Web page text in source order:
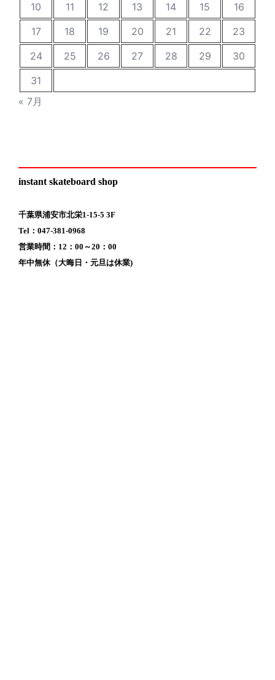
10
11 12 13 14 15
16
17
18 19 20 21 22
23
24
25 26 27 28 29
30
31
« 7月
instant skateboard shop
千葉県浦安市北栄1-15-5 3F
Tel：047-381-0968
営業時間：12：00～20：00
年中無休（大晦日・元旦は休業)